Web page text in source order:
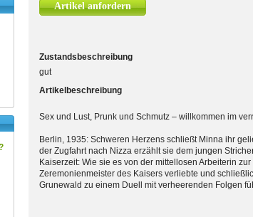
Artikel anfordern
Zustandsbeschreibung
gut
Artikelbeschreibung
Sex und Lust, Prunk und Schmutz – willkommen im
Berlin, 1935: Schweren Herzens schließt Minna ihr
der Zugfahrt nach Nizza erzählt sie dem jungen
Kaiserzeit: Wie sie es von der mittellosen Arbeiterin
Zeremonienmeister des Kaisers verliebte und
Grunewald zu einem Duell mit verheerenden Folgen